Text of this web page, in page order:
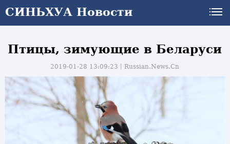
СИНЬХУА Новости
Птицы, зимующие в Беларуси
2019-01-28 13:09:23丨Russian.News.Cn